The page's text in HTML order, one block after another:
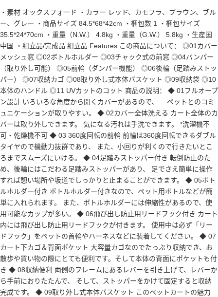
・素材 オックスフォ一ド ・カラー レッド、カモフラ、ブラウン、ブル
ー、グレー ・商品サイズ 84.5*68*42cm ・梱包数 1 ・梱包サイズ
35.5*24*70cm ・重量（N.W.） 4.8kg ・重量（G.W.） 5.8kg ・生産国
中国 ・組立品/完成品 組立品 Features この商品について： ◎01カバー
メッシュ窓 ◎02ボトルホルダー ◎03チャック式の前窓 ◎04バンパー
（取り外し可能） ◎05前輪（ダンパー機能） ◎06後輪（足踏みストッ
パー） ◎07収納カゴ ◎08取り外し式本体バスケット ◎09収納袋 ◎10
本体のハンドル ◎11 UVカットのコット 商品の説明： ◆ 01フルオープ
ン設計 いろいろな角度から開くカバーがあるので、 ペットとのコミ
ュニケーションが取りやすい。 ◆ 02カバー全体洗える カート全体のカ
バーは取り外しできます。 気になる汚れは手洗できます。 *洗濯機不
可・乾燥機不可 ◆ 03 360度回転の前輪 前輪は360度回転できるダブル
タイヤので機動力抜群であり、 また、小回りが利くので行きたいとこ
ろまでスムーズにいける。 ◆ 04足踏みストッパー付き 転倒防止のた
め、後輪にはこだわる足踏みストッパーがあり、 足でさえ簡単に操作
すれば憩い場所や坂道でしっかりと止まることができます。 ◆ 05ボト
ルホルダー付き ボトルホルダー付きなので、ペット用ボトルなどが簡
単に入れられます。 また、ボトルホルダーには伸縮性があるので、使
用可能なカップが多い。 ◆ 06飛び出し防止用リードフック付き カート
内には飛び出し防止用リードフックが付きます。 使用中は必ず「リー
ドフック」をペットの首輪やハーネスなどに装着してください。 ◆ 07
カート下カゴ＆背面ポケット 大容量カゴなのでたっぷり収納でき、お
散歩や買い物の際にとても便利です。そして本体の背面にポケットも付
き ◆ 08収納便利 両側のフレームにあるレバーを引き上げて、レバーか
ら手前におりたたんで、 そして、ストッパーをかけて固定すると収納
完成です。 ◆ 09取り外し式本体バスケット このペットカートの魅力